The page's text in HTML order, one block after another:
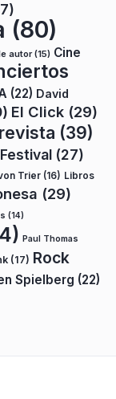
(80)
autor(15) Cine
(22) David
El Click (29)
(39)
Festival (27)
Trier (16) Libros
(29)
(14)
Paul Thomas
(17) Rock
Spielberg (22)